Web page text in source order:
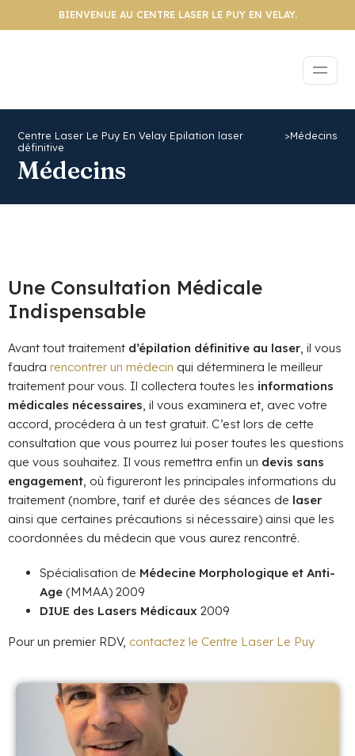
BIENVENUE AU CENTRE LASER LE PUY EN VELAY.
Centre Laser Le Puy En Velay Epilation laser
définitive
>Médecins
Médecins
Une Consultation Médicale
Indispensable
Avant tout traitement d’épilation définitive au laser, il vous
faudra rencontrer un médecin qui déterminera le meilleur
traitement pour vous. Il collectera toutes les informations
médicales nécessaires, il vous examinera et, avec votre
accord, procédera à un test gratuit. C’est lors de cette
consultation que vous pourrez lui poser toutes les questions
que vous souhaitez. Il vous remettra enfin un devis sans
engagement, où figureront les principales informations du
traitement (nombre, tarif et durée des séances de laser
ainsi que certaines précautions si nécessaire) ainsi que les
coordonnées du médecin que vous aurez rencontré.
Spécialisation de Médecine Morphologique et Anti-
Age (MMAA) 2009
DIUE des Lasers Médicaux 2009
Pour un premier RDV, contactez le Centre Laser Le Puy